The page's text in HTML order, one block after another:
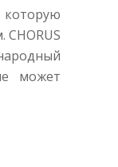
может